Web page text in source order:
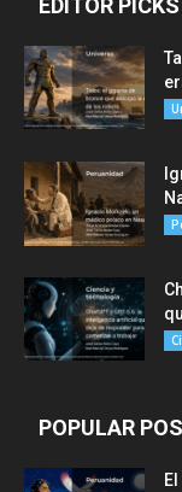
EDITOR PICKS
POPULAR